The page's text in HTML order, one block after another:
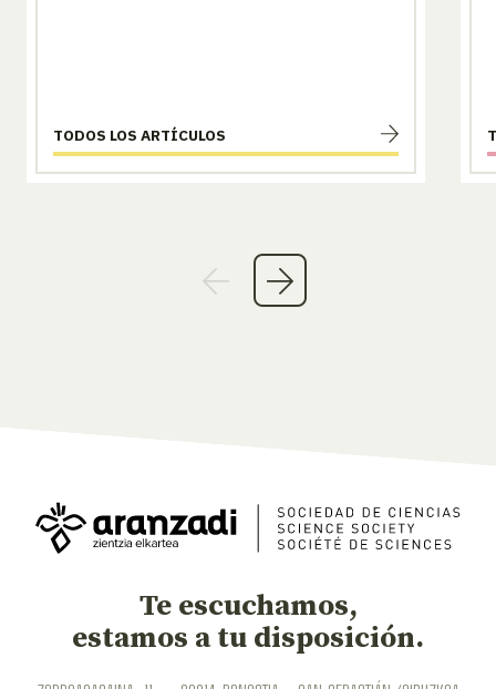
TODOS LOS ARTÍCULOS
Te escuchamos,
estamos a tu disposición.